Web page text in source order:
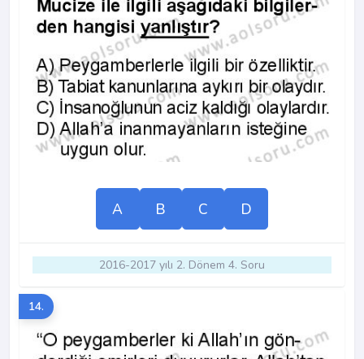
A B C D
2016-2017 yılı 2. Dönem 4. Soru
14.